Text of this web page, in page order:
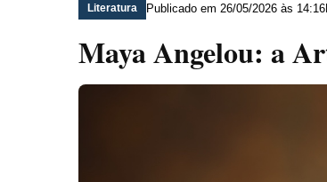
Literatura Publicado em 26/05/2026 às 14:16
Maya Angelou: a